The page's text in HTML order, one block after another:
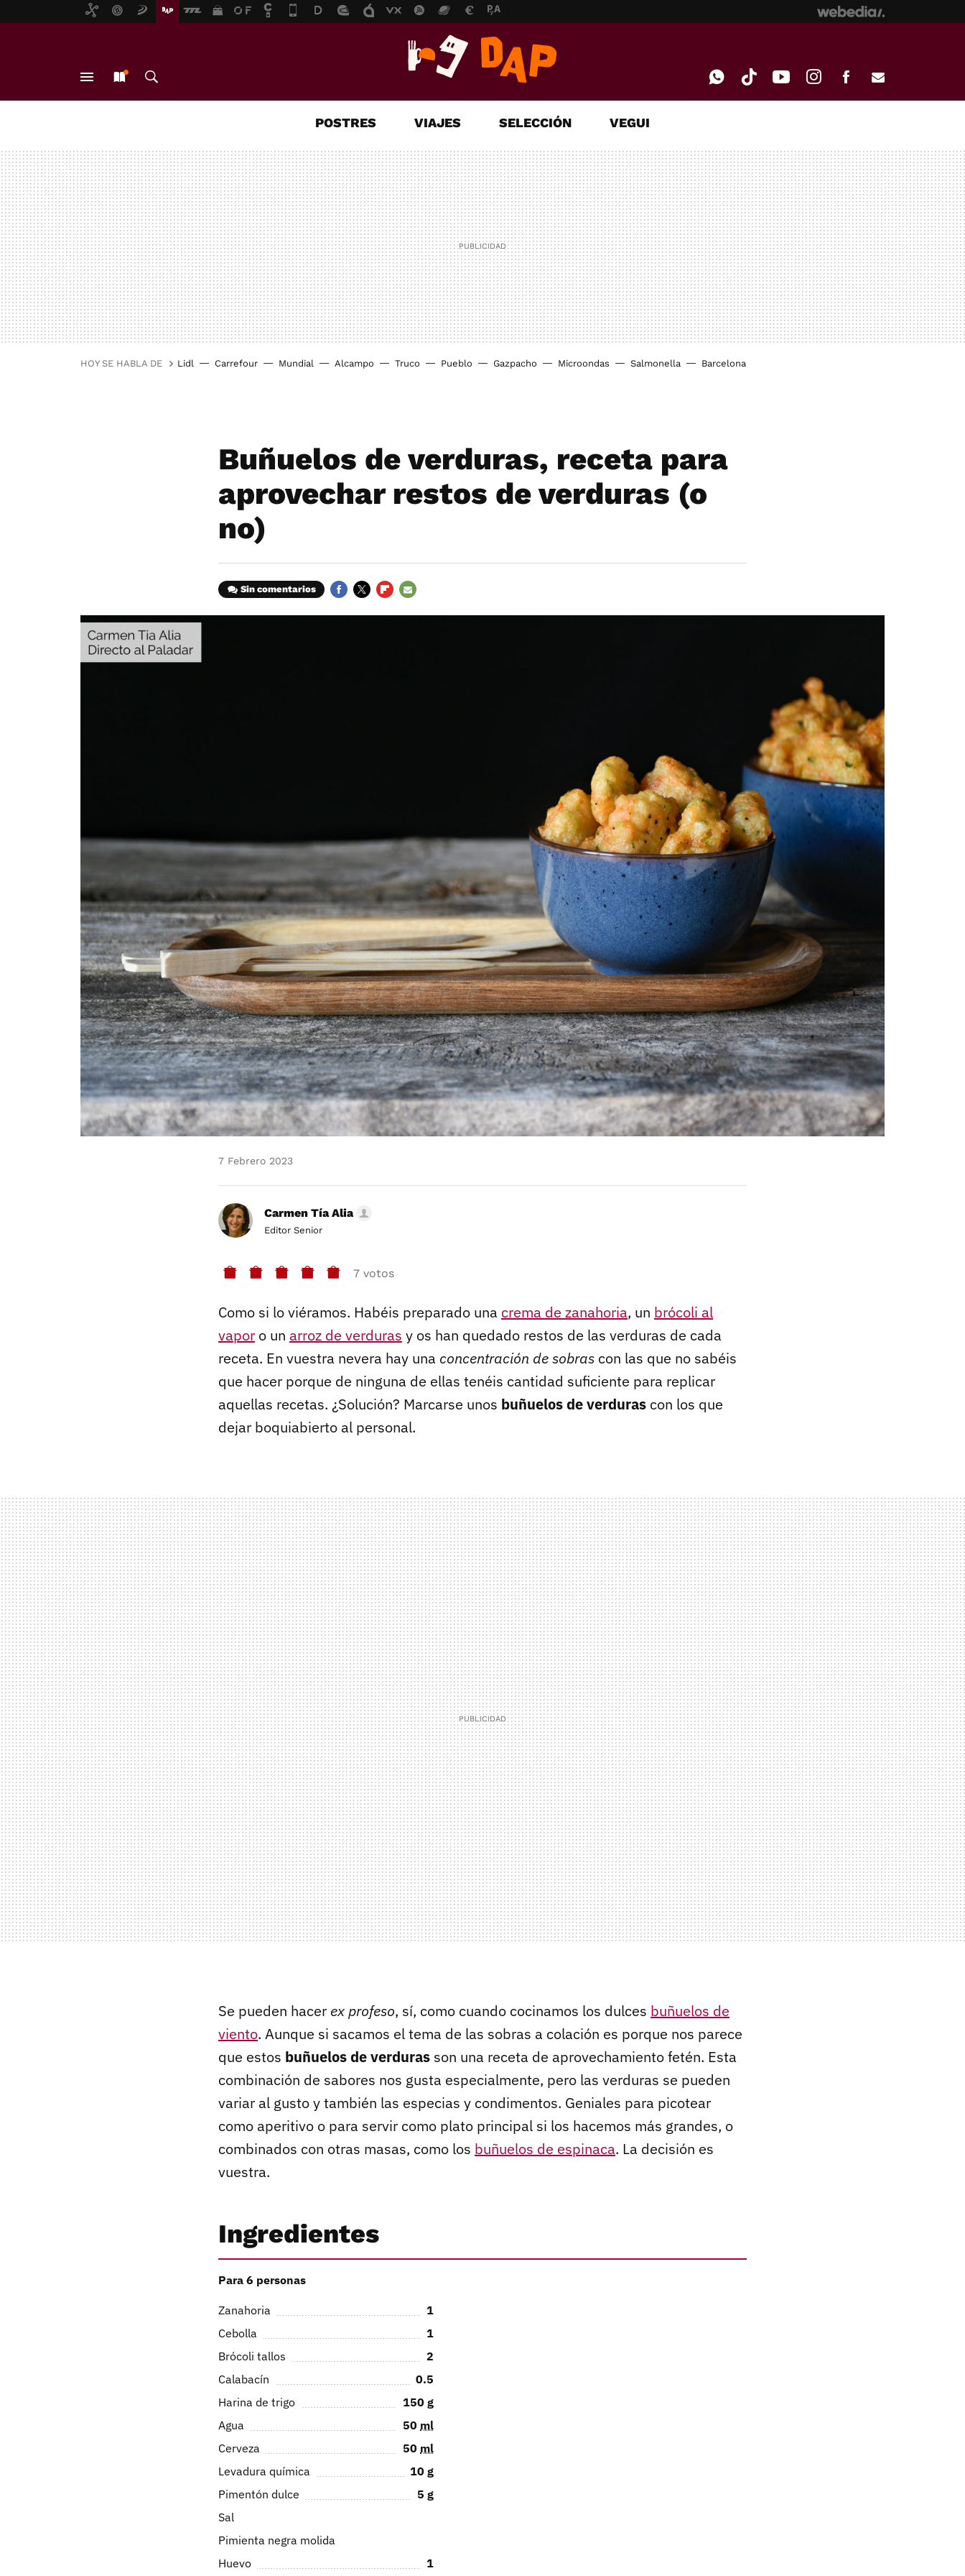
MAIL
POSTRES VIAJES SELECCIÓN VEGUI
HOY SE HABLA DE Lidl Carrefour Mundial Alcampo Truco Pueblo Gazpacho Microondas Salmonella Barcelona
Buñuelos de verduras, receta para
aprovechar restos de verduras (o
no)
Sin comentarios
7 Febrero 2023
Carmen Tía Alia
Editor Senior
7 votos
Como si lo viéramos. Habéis preparado una crema de zanahoria, un brócoli al
vapor o un arroz de verduras y os han quedado restos de las verduras de cada
receta. En vuestra nevera hay una concentración de sobras con las que no sabéis
que hacer porque de ninguna de ellas tenéis cantidad suficiente para replicar
aquellas recetas. ¿Solución? Marcarse unos buñuelos de verduras con los que
dejar boquiabierto al personal.
Se pueden hacer ex profeso, sí, como cuando cocinamos los dulces buñuelos de
viento. Aunque si sacamos el tema de las sobras a colación es porque nos parece
que estos buñuelos de verduras son una receta de aprovechamiento fetén. Esta
combinación de sabores nos gusta especialmente, pero las verduras se pueden
variar al gusto y también las especias y condimentos. Geniales para picotear
como aperitivo o para servir como plato principal si los hacemos más grandes, o
combinados con otras masas, como los buñuelos de espinaca. La decisión es
vuestra.
Ingredientes
Para 6 personas
Zanahoria
1
Cebolla
1
Brócoli tallos
2
Calabacín
0.5
Harina de trigo
150 g
Agua
50 ml
Cerveza
50 ml
Levadura química
10 g
Pimentón dulce
5 g
Sal
Pimienta negra molida
Huevo
1